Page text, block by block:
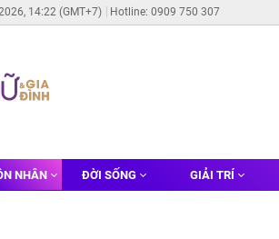
14:22 (GMT+7) Hotline: 0909 750 307
NHÂN ĐỜI SỐNG GIẢI TRÍ